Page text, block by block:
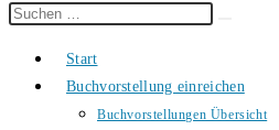
Diese
durchsuchen
Start
Buchvorstellung einreichen
Buchvorstellungen Übersicht